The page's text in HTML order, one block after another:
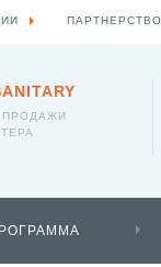
ПАРТНЕРСТВО